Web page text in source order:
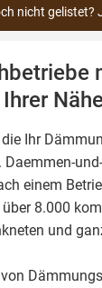
nicht gelistet?
Ihr
einem
8.000
und